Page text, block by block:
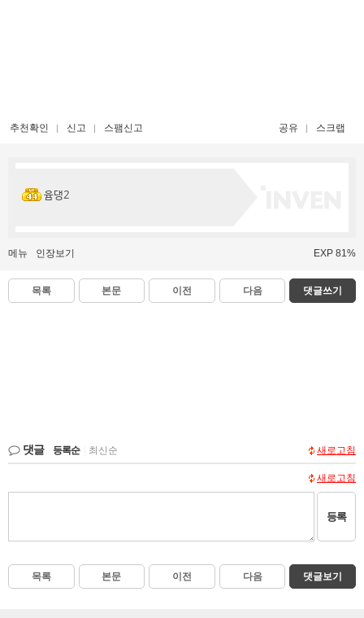
추천확인 신고 스팸신고 공유 스크랩
윰댕2
메뉴 인장보기 EXP 81%
목록 본문 이전 다음 댓글쓰기
댓글 등록순 최신순 새로고침
새로고침
등록
목록 본문 이전 다음 댓글보기